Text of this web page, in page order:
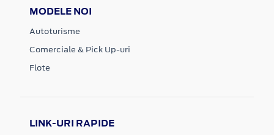
MODELE NOI
Autoturisme
Comerciale & Pick Up-uri
Flote
LINK-URI RAPIDE